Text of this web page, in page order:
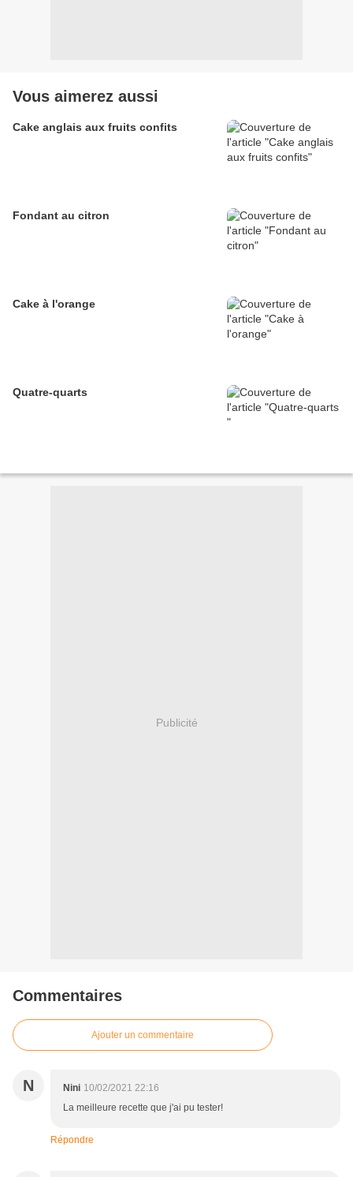
Vous aimerez aussi
Cake anglais aux fruits confits
Fondant au citron
Cake à l'orange
Quatre-quarts
Publicité
Commentaires
Ajouter un commentaire
N Nini 10/02/2021 22:16
La meilleure recette que j'ai pu tester!
Répondre